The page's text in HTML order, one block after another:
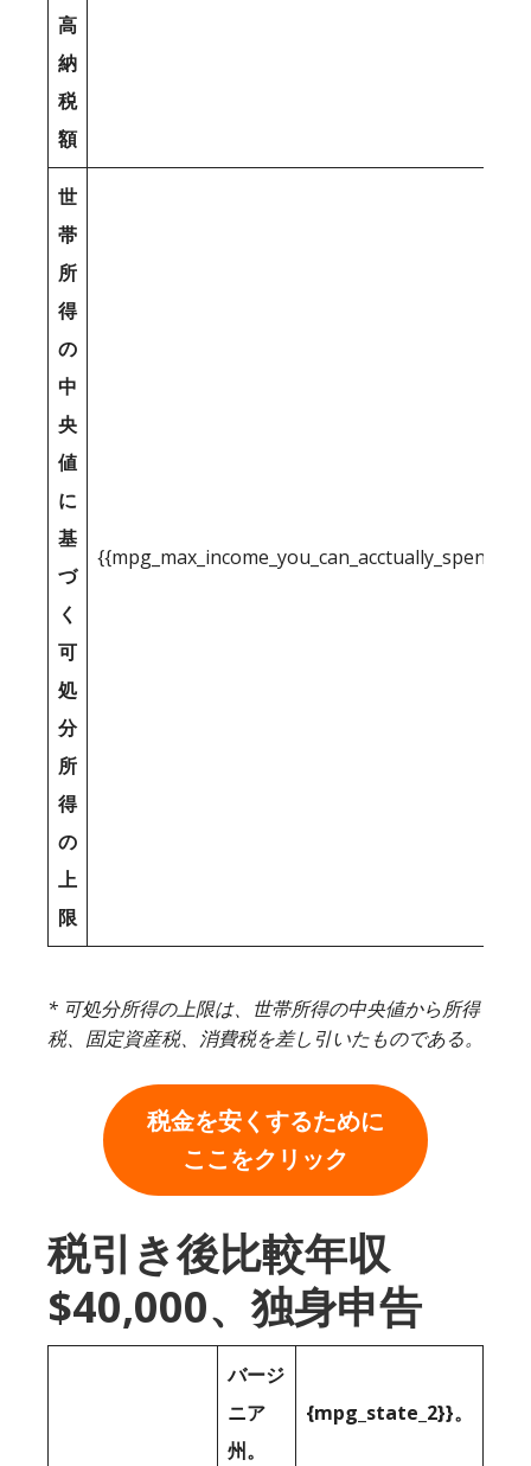
高
納
税
額
世
帯
所
得
の
中
央
値
に
基
づ
く
可
処
分
所
得
の
上
限
* 可処分所得の上限は、世帯所得の中央値から所得
税、固定資産税、消費税を差し引いたものである。
税金を安くするために
ここをクリック
税引き後比較年収
$40,000、独身申告
バージ
ニア
州。
{mpg_state_2}}。